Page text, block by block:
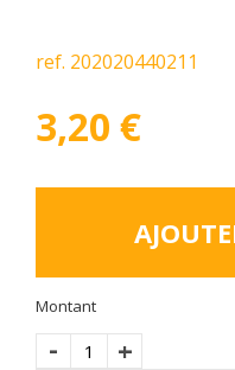
ref. 202020440211
3,20 €
Montant
- +